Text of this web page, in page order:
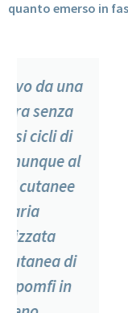
quanto emerso in
Un
ha
vitalità.
corpo
nessuna
state